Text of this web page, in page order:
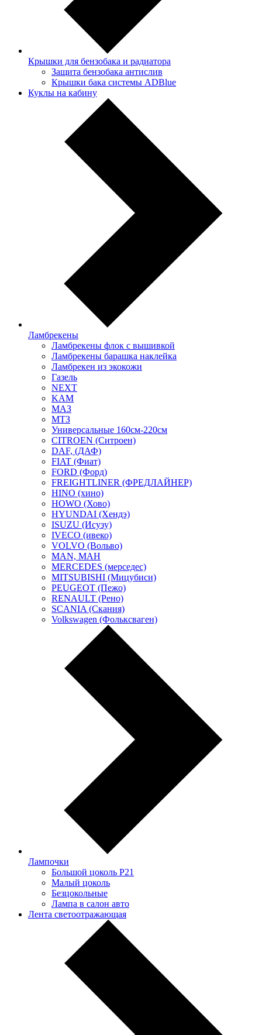
Крышки для бензобака и радиатора
Защита бензобака антислив
Крышки бака системы ADBlue
Куклы на кабину
Ламбрекены
Ламбрекены флок с вышивкой
Ламбрекены барашка наклейка
Ламбрекен из экокожи
Газель
NEXT
KAM
МАЗ
МТЗ
Универсальные 160см-220см
CITROEN (Ситроен)
DAF, (ДАФ)
FIAT (Фиат)
FORD (Форд)
FREIGHTLINER (ФРЕДЛАЙНЕР)
HINO (хино)
HOWO (Хово)
HYUNDAI (Хендэ)
ISUZU (Исузу)
IVECO (ивеко)
VOLVO (Вольво)
MAN, МАН
MERCEDES (мерседес)
MITSUBISHI (Мицубиси)
PEUGEOT (Пежо)
RENAULT (Рено)
SCANIA (Скания)
Volkswagen (Фольксваген)
Лампочки
Большой цоколь P21
Малый цоколь
Безцокольные
Лампа в салон авто
Лента светоотражающая